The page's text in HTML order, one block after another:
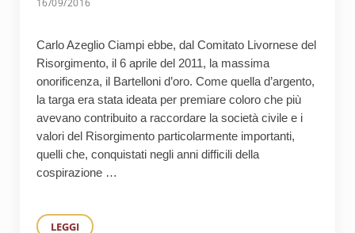
16/09/2016
Carlo Azeglio Ciampi ebbe, dal Comitato Livornese del
Risorgimento, il 6 aprile del 2011, la massima
onorificenza, il Bartelloni d’oro. Come quella d’argento,
la targa era stata ideata per premiare coloro che più
avevano contribuito a raccordare la società civile e i
valori del Risorgimento particolarmente importanti,
quelli che, conquistati negli anni difficili della
cospirazione …
LEGGI